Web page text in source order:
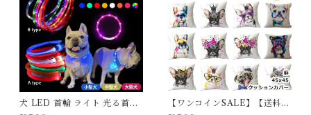
犬 LED 首輪 ライト 光る首輪
【ワンコインSALE】【送料無